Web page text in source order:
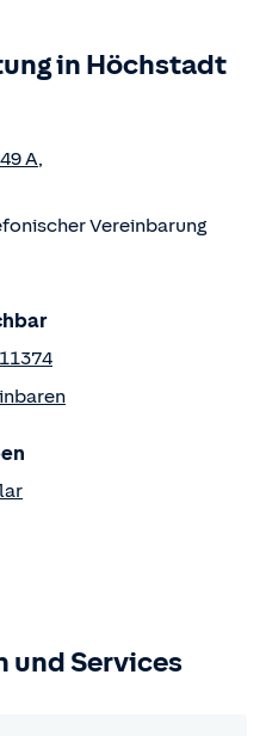
in Höchstadt
A,
Vereinbarung
und Services